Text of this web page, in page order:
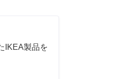
IKEA製品を